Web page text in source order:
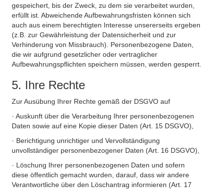
gespeichert, bis der Zweck, zu dem sie verarbeitet wurden,
erfüllt ist. Abweichende Aufbewahrungsfristen können sich
auch aus einem berechtigten Interesse unsererseits ergeben
(z.B. zur Gewährleistung der Datensicherheit und zur
Verhinderung von Missbrauch). Personenbezogene Daten,
die wir aufgrund gesetzlicher oder vertraglicher
Aufbewahrungspflichten speichern müssen, werden gesperrt.
5. Ihre Rechte
Zur Ausübung Ihrer Rechte gemäß der DSGVO auf
· Auskunft über die Verarbeitung Ihrer personenbezogenen
Daten sowie auf eine Kopie dieser Daten (Art. 15 DSGVO),
· Berichtigung unrichtiger und Vervollständigung
unvollständiger personenbezogener Daten (Art. 16 DSGVO),
· Löschung Ihrer personenbezogenen Daten und sofern
diese öffentlich gemacht wurden, darauf, dass wir andere
Verantwortliche über den Löschantrag informieren (Art. 17